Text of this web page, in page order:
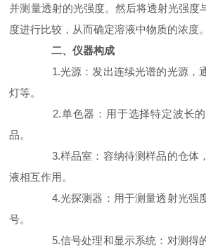
并测量透射的光强度。然后将透射光强度
度进行比较，从而确定溶液中物质的浓度。
二、仪器构成
1.光源：发出连续光谱的光源，
灯等。
2.单色器：用于选择特定波长的
品。
3.样品室：容纳待测样品的仓体
液相互作用。
4.光探测器：用于测量透射光强
号。
5.信号处理和显示系统：对测得